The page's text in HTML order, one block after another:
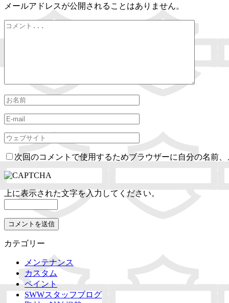
メールアドレスが公開されることはありません。
次回のコメントで使用するためブラウザーに自分の名前
上に表示された文字を入力してください。
カテゴリー
メンテナンス
カスタム
ペイント
SWWスタッフブログ